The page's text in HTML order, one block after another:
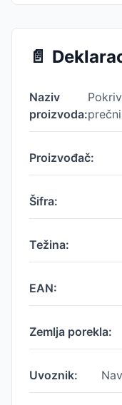
📄
Naziv
proizvoda:
Proizvođač:
Šifra:
Težina:
EAN:
Zemlja porekla:
Uvoznik: